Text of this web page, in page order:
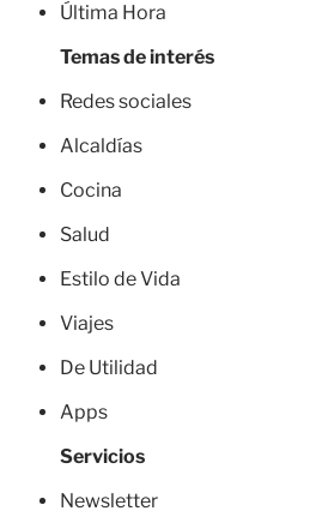
Última Hora
Temas de interés
Redes sociales
Alcaldías
Cocina
Salud
Estilo de Vida
Viajes
De Utilidad
Apps
Servicios
Newsletter